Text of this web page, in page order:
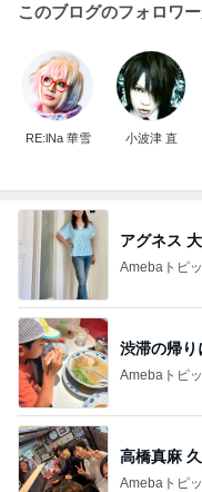
このブログのフォロワ
RE:lNa 華雪 小波津 直
アグネス
Amebaトピ
渋滞の帰り
Amebaトピ
高橋真麻
Amebaトピ